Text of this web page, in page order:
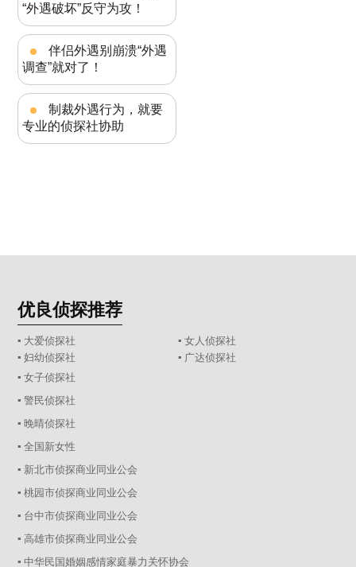
“外遇破坏”反守为攻！
伴侣外遇别崩溃“外遇
调查”就对了！
制裁外遇行为，就要
专业的侦探社协助
优良侦探推荐
▪ 大爱侦探社
▪ 女人侦探社
▪ 妇幼侦探社
▪ 广达侦探社
▪ 女子侦探社
▪ 警民侦探社
▪ 晚晴侦探社
▪ 全国新女性
▪ 新北市侦探商业同业公会
▪ 桃园市侦探商业同业公会
▪ 台中市侦探商业同业公会
▪ 高雄市侦探商业同业公会
▪ 中华民国婚姻感情家庭暴力关怀协会